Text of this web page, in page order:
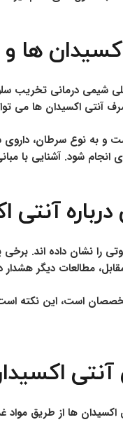
اکسیدان
شیمی درمانی تخریب
آنتی اکسیدان ها می
و به نوع سرطان، داروی
انجام شود. آشنایی با
را نشان داده اند.
مطالعات دیگر
است، این نکته
آنتی
ها از طریق مواد